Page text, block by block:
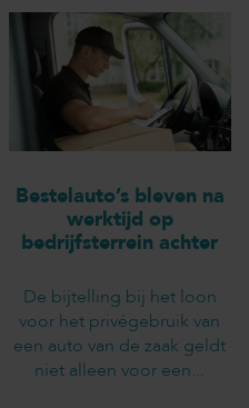
Bestelauto’s bleven na
werktijd op
bedrijfsterrein achter
De bijtelling bij het loon
voor het privégebruik van
een auto van de zaak geldt
niet alleen voor een...